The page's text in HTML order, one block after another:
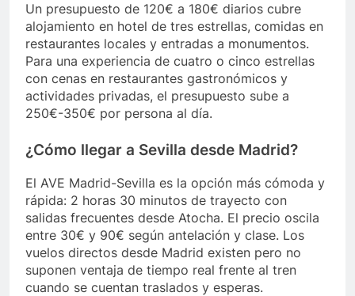
Un presupuesto de 120€ a 180€ diarios cubre
alojamiento en hotel de tres estrellas, comidas en
restaurantes locales y entradas a monumentos.
Para una experiencia de cuatro o cinco estrellas
con cenas en restaurantes gastronómicos y
actividades privadas, el presupuesto sube a
250€-350€ por persona al día.
¿Cómo llegar a Sevilla desde Madrid?
El AVE Madrid-Sevilla es la opción más cómoda y
rápida: 2 horas 30 minutos de trayecto con
salidas frecuentes desde Atocha. El precio oscila
entre 30€ y 90€ según antelación y clase. Los
vuelos directos desde Madrid existen pero no
suponen ventaja de tiempo real frente al tren
cuando se cuentan traslados y esperas.